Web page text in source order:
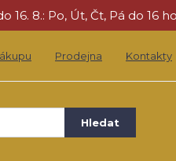
16. 8.: Po, Út, Čt, Pá do 16
Prodejna Kontakty
Hledat